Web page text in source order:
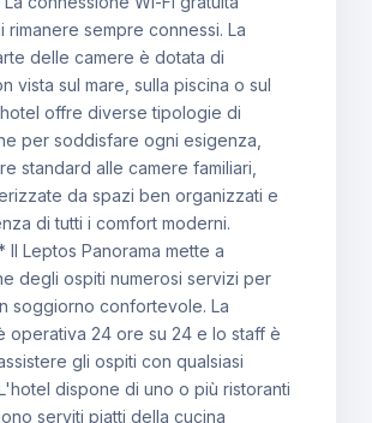
rimanere sempre connessi. La
delle camere è dotata di
vista sul mare, sulla piscina o sul
offre diverse tipologie di
per soddisfare ogni esigenza,
standard alle camere familiari,
da spazi ben organizzati e
di tutti i comfort moderni.
Leptos Panorama mette a
degli ospiti numerosi servizi per
soggiorno confortevole. La
operativa 24 ore su 24 e lo staff è
gli ospiti con qualsiasi
dispone di uno o più ristoranti
serviti piatti della cucina